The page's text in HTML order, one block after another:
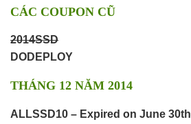
CÁC COUPON CŨ
2014SSD
DODEPLOY
THÁNG 12 NĂM 2014
ALLSSD10 – Expired on June